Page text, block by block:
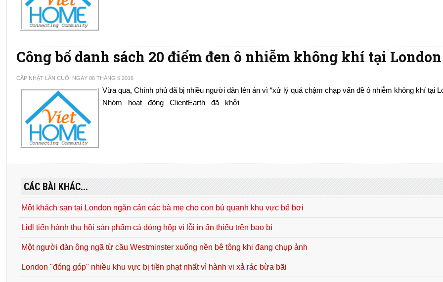
Công bố danh sách 20 điểm đen ô nhiễm không khí tại London
CẬP NHẬT LẦN CUỐI NGÀY 06 THÁNG 5 2016
Nhóm   hoạt   động   ClientEarth   đã   khởi
CÁC BÀI KHÁC...
Một khách sạn tại London ngăn cản các bà mẹ cho con bú quanh khu vực bể bơi
Lidl tiến hành thu hồi sản phẩm cá đóng hộp vì lỗi in ấn thiếu trên bao bì
Một người đàn ông ngã từ cầu Westminster xuống nền bê tông khi đang chụp ảnh
London "đóng góp" nhiều khu vực bị tiền phạt nhất vì hành vi xả rác bừa bãi